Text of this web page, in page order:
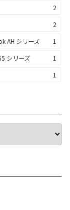
2
2
AH シリーズ
1
シリーズ
1
1